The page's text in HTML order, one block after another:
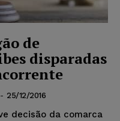
de
disparadas
- 25/12/2016
decisão da comarca